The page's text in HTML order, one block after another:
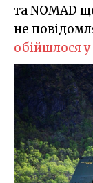
та NOMAD
не
обійшлося